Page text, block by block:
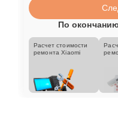
По
Расчет стоимости
ремонта Xiaomi